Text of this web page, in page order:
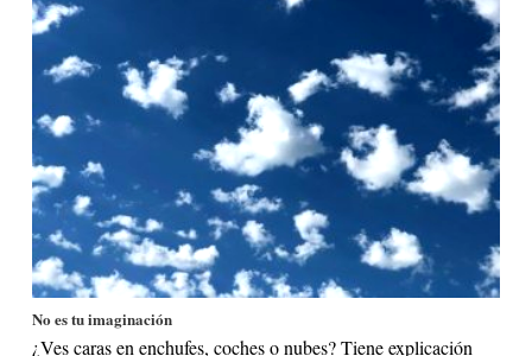
No es tu imaginación
¿Ves caras en enchufes, coches o nubes? Tiene explicación